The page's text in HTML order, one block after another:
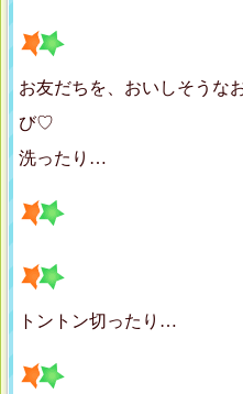
お友だちを、おいしそうな
び♡
洗ったり…
トントン切ったり…